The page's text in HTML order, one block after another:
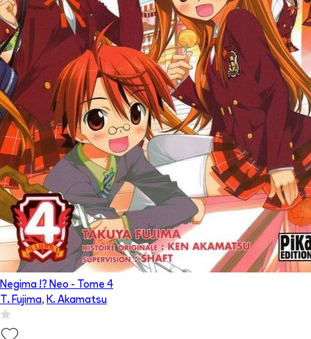
Negima !? Neo - Tome 4
T. Fujima, K. Akamatsu